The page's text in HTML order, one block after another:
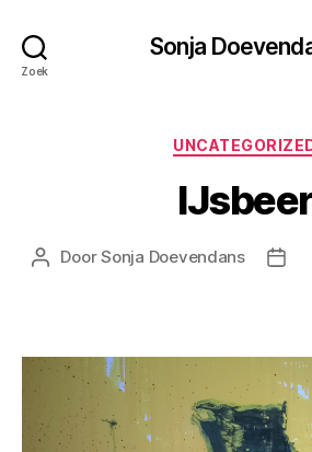
Zoek
Sonja
IJsbeer
Berichtauteur
DoorSonja Doevendans